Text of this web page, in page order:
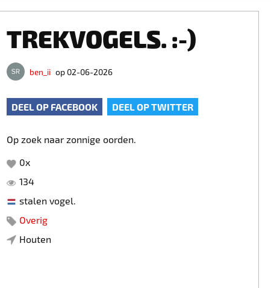
TREKVOGELS. :-)
ben_ii op 02-06-2026
DEEL OP FACEBOOK DEEL OP TWITTER
Op zoek naar zonnige oorden.
0x
134
stalen vogel.
Overig
Houten